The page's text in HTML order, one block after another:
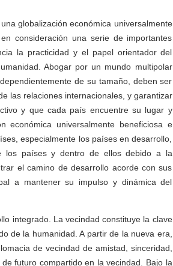
globalización económica universalmente
consideración una serie de importantes
la practicidad y el papel orientador del
Abogar por un mundo multipolar
de su tamaño, deben ser
las relaciones internacionales, y garantizar
y que cada país encuentre su lugar y
económica universalmente beneficiosa e
especialmente los países en desarrollo,
los países y dentro de ellos debido a la
el camino de desarrollo acorde con sus
a mantener su impulso y dinámica del
integrado. La vecindad constituye la clave
de la humanidad. A partir de la nueva era,
de vecindad de amistad, sinceridad,
futuro compartido en la vecindad. Bajo la